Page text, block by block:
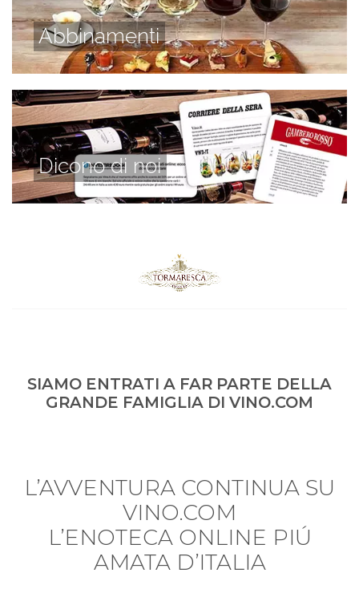
Abbinamenti
Dicono di noi
SIAMO ENTRATI A FAR PARTE DELLA
GRANDE FAMIGLIA DI VINO.COM
L’AVVENTURA CONTINUA SU
VINO.COM
L’ENOTECA ONLINE PIÚ
AMATA D’ITALIA